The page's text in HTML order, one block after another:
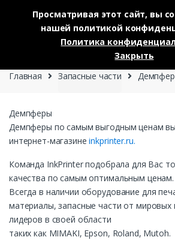
Skip to navigation
Skip to content
Главная Запасные части
Демпферы
Демпферы по самым выгодным ценам
интернет-магазинеinkprinter.ru.
Команда InkPrinter подобрала для Вас
качества по самым оптимальным ценам.
Всегда в наличии оборудование для
материалы, запасные части от мировых
лидеров в своей области
таких как MIMAKI, Epson, Roland, Mutoh.
Просматривая этот сайт, вы
нашей политикой
Политика
Закрыть